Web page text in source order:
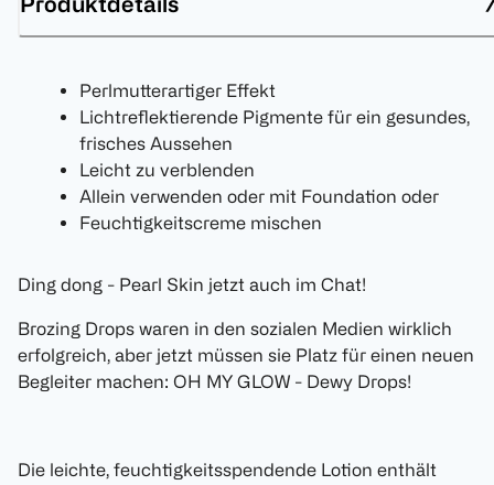
Perlmutterartiger Effekt
Lichtreflektierende Pigmente für ein gesundes,
frisches Aussehen
Leicht zu verblenden
Allein verwenden oder mit Foundation oder
Feuchtigkeitscreme mischen
Ding dong - Pearl Skin jetzt auch im Chat!
Brozing Drops waren in den sozialen Medien wirklich
erfolgreich, aber jetzt müssen sie Platz für einen neuen
Begleiter machen: OH MY GLOW - Dewy Drops!
Die leichte, feuchtigkeitsspendende Lotion enthält